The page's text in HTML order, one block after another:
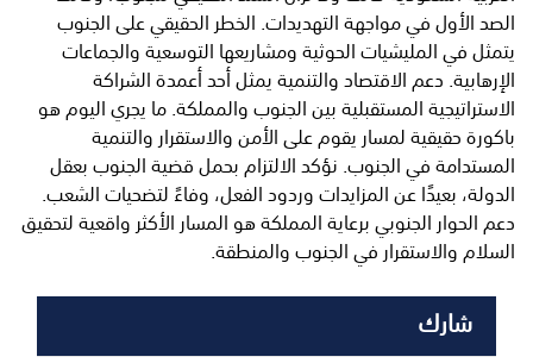
الصد الأول في مواجهة التهديدات. الخطر الحقيقي على الجنوب
يتمثل في المليشيات الحوثية ومشاريعها التوسعية والجماعات
الإرهابية. دعم الاقتصاد والتنمية يمثل أحد أعمدة الشراكة
الاستراتيجية المستقبلية بين الجنوب والمملكة. ما يجري اليوم هو
باكورة حقيقية لمسار يقوم على الأمن والاستقرار والتنمية
المستدامة في الجنوب. نؤكد الالتزام بحمل قضية الجنوب بعقل
الدولة، بعيدًا عن المزايدات وردود الفعل، وفاءً لتضحيات الشعب.
دعم الحوار الجنوبي برعاية المملكة هو المسار الأكثر واقعية لتحقيق
السلام والاستقرار في الجنوب والمنطقة.
شارك